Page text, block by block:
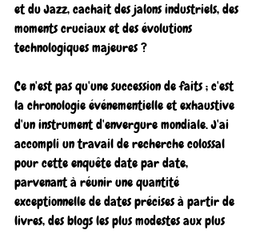
et du Jazz, cachait des jalons industriels, des
moments cruciaux et des évolutions
technologiques majeures ?
Ce n'est pas qu'une succession de faits ; c'est
la chronologie événementielle et exhaustive
d'un instrument d'envergure mondiale. J'ai
accompli un travail de recherche colossal
pour cette enquête date par date,
parvenant à réunir une quantité
exceptionnelle de dates précises à partir de
livres, des blogs les plus modestes aux plus